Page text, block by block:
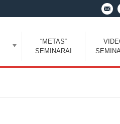
“METAS“
SEMINARAI